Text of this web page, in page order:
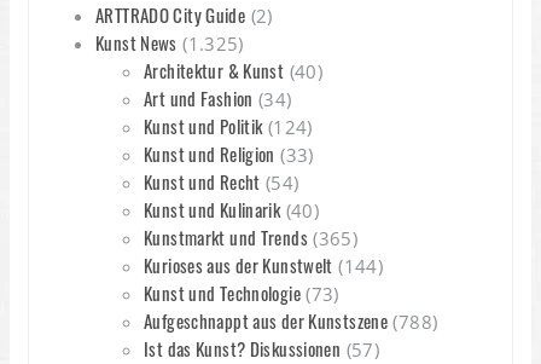
ARTTRADO City Guide (2)
Kunst News (1.325)
Architektur & Kunst (40)
Art und Fashion (34)
Kunst und Politik(124)
Kunst und Religion (33)
Kunst und Recht (54)
Kunst und Kulinarik(40)
Kunstmarkt und Trends(365)
Kurioses aus der Kunstwelt (144)
Kunst und Technologie(73)
Aufgeschnappt aus der Kunstszene (788)
Ist das Kunst? Diskussionen (57)